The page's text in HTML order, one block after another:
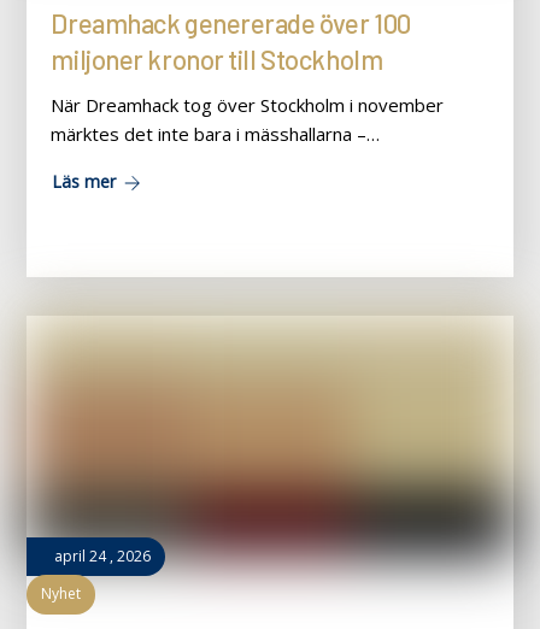
Dreamhack genererade över 100
miljoner kronor till Stockholm
När Dreamhack tog över Stockholm i november
märktes det inte bara i mässhallarna –…
Läs mer
april 24,2026
Nyhet